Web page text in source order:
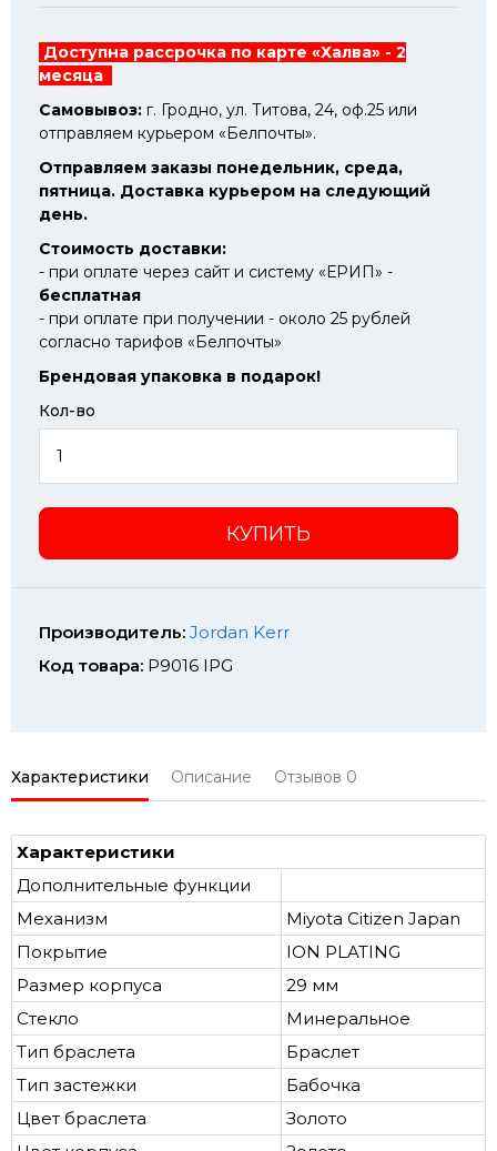
Доступна рассрочка по карте «Халва» - 2
месяца
Самовывоз: г. Гродно, ул. Титова, 24, оф.25 или
отправляем курьером «Белпочты».
Отправляем заказы понедельник, среда,
пятница. Доставка курьером на следующий
день.
Стоимость доставки:
- при оплате через сайт и систему «ЕРИП» -
бесплатная
- при оплате при получении - около 25 рублей
согласно тарифов «Белпочты»
Брендовая упаковка в подарок!
Кол-во
КУПИТЬ
Производитель: Jordan Kerr
Код товара: P9016 IPG
Характеристики Описание Отзывов 0
Характеристики
Дополнительные функции
Механизм
Miyota Citizen Japan
Покрытие
ION PLATING
Размер корпуса
29 мм
Стекло
Минеральное
Тип браслета
Браслет
Тип застежки
Бабочка
Цвет браслета
Золото